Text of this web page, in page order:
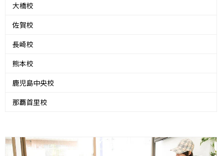
大橋校
佐賀校
長崎校
熊本校
鹿児島中央校
那覇首里校